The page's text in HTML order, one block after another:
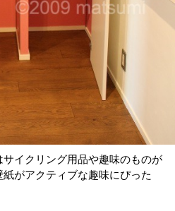
イクリング用品や趣味のものが
がアクティブな趣味にぴった